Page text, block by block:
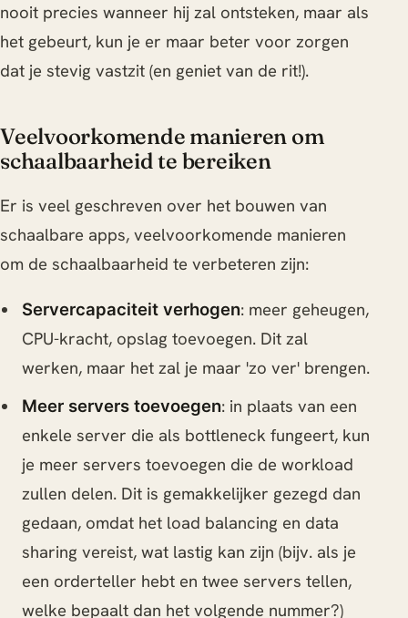
nooit precies wanneer hij zal ontsteken, maar als
het gebeurt, kun je er maar beter voor zorgen
dat je stevig vastzit (en geniet van de rit!).
Veelvoorkomende manieren om
schaalbaarheid te bereiken
Er is veel geschreven over het bouwen van
schaalbare apps, veelvoorkomende manieren
om de schaalbaarheid te verbeteren zijn:
Servercapaciteit verhogen: meer geheugen,
CPU-kracht, opslag toevoegen. Dit zal
werken, maar het zal je maar 'zo ver' brengen.
Meer servers toevoegen: in plaats van een
enkele server die als bottleneck fungeert, kun
je meer servers toevoegen die de workload
zullen delen. Dit is gemakkelijker gezegd dan
gedaan, omdat het load balancing en data
sharing vereist, wat lastig kan zijn (bijv. als je
een orderteller hebt en twee servers tellen,
welke bepaalt dan het volgende nummer?)